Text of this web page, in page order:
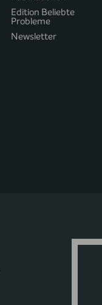
Edition Beliebte
Probleme
Newsletter